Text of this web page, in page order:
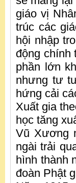
giáo vị
trúc các
hội nhập
động chính
phần lớn
nhưng tư
hứng cải
Xuất gia
học tăng
Vũ Xương
ngài trải
hình thành
đoàn Phật